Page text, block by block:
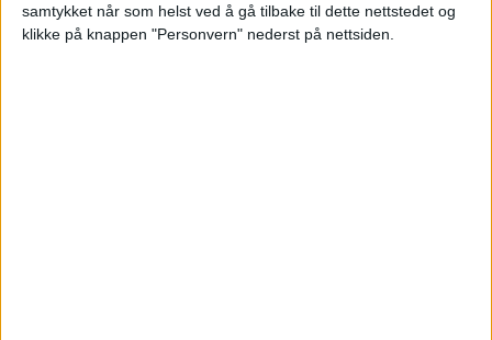
samtykket når som helst ved å gå tilbake til dette nettstedet og
klikke på knappen "Personvern" nederst på nettsiden.